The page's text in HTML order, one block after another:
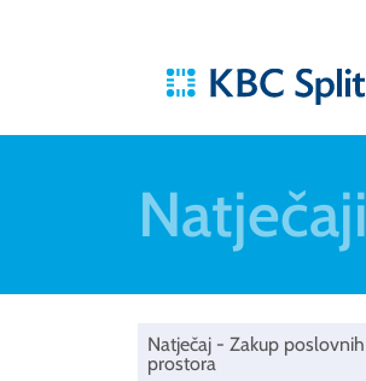
Natječaji
Natječaj - Zakup poslovnih
prostora